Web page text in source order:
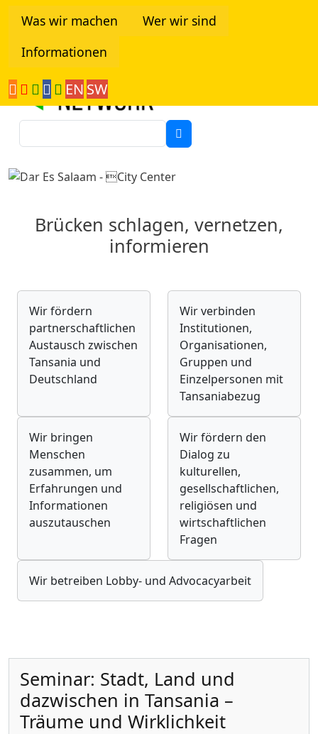
Was wir machen
Wer wir sind
Informationen
EN SW
Previous
Brücken schlagen, vernetzen,
informieren
Wir fördern
partnerschaftlichen
Austausch zwischen
Tansania und
Deutschland
Wir verbinden
Institutionen,
Organisationen,
Gruppen und
Einzelpersonen mit
Tansaniabezug
Wir bringen
Menschen
zusammen, um
Erfahrungen und
Informationen
auszutauschen
Wir fördern den
Dialog zu
kulturellen,
gesellschaftlichen,
religiösen und
wirtschaftlichen
Fragen
Wir betreiben Lobby- und Advocacyarbeit
Seminar: Stadt, Land und
dazwischen in Tansania –
Träume und Wirklichkeit